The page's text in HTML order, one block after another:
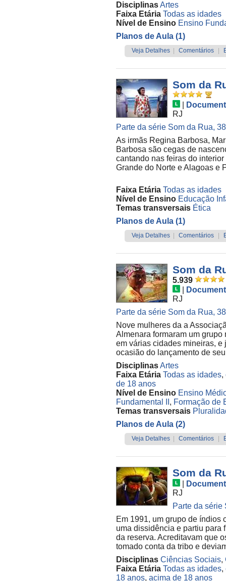
DisciplinasArtes
Faixa Etária Todas as idades
Nível de Ensino Ensino
Planos de Aula (1)
Veja Detalhes Comentários
Som da
RJ
Parte da série Som da Rua,
As irmãs Regina Barbosa,
Barbosa são cegas de
cantando nas feiras do
Grande do Norte e Alagoas e
Faixa Etária Todas as idades
Nível de Ensino Educação
Temas transversais Ética
Planos de Aula (1)
Veja Detalhes Comentários
Som da
5.939
RJ
Parte da série Som da Rua,
Nove mulheres da a
Almenara formaram um
em várias cidades mineiras, e
ocasião do lançamento de
DisciplinasArtes
Faixa Etária Todas as idades,
de 18 anos
Nível de Ensino Ensino
Fundamental II , Formação de
Temas transversais
Planos de Aula (2)
Veja Detalhes Comentários
Som da
RJ
Parte da série
Em 1991, um grupo de índios
uma dissidência e partiu para
da reserva. Acreditavam que
tomado conta da tribo e
Disciplinas Ciências Sociais,
Faixa Etária Todas as idades,
18 anos, acima de 18 anos